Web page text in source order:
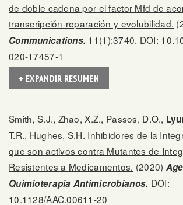
de doble cadena por el factor Mfd de
transcripción-reparación y evolubilidad.
Communications. 11(1):3740. DOI:
020-17457-1
+ EXPANDIR RESUMEN
Smith, S.J., Zhao, X.Z., Passos, D.O.,
T.R., Hughes, S.H. Inhibidores de la
que son activos contra Mutantes de
Resistentes a Medicamentos. (2020)
Quimioterapia Antimicrobianos. DOI:
10.1128/AAC.00611-20